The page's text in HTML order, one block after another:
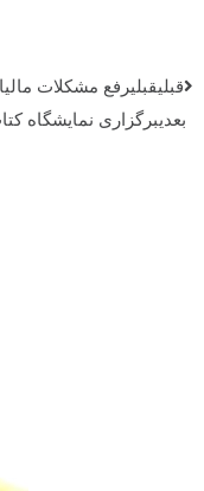
قبليقبلیرفع مشکلات مالیات
بعدیبرگزاری نمایشگاه